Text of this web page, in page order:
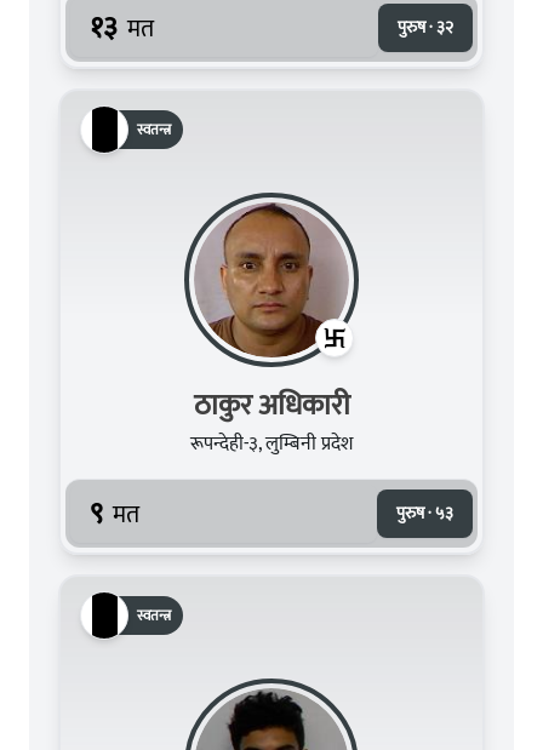
१३ मत पुरुष · ३२
स्वतन्त्र
ठाकुर अधिकारी
रूपन्देही-३, लुम्बिनी प्रदेश
९ मत पुरुष · ५३
स्वतन्त्र